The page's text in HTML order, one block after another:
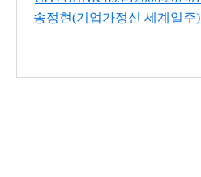
송정현(기업가정신 세계일주)